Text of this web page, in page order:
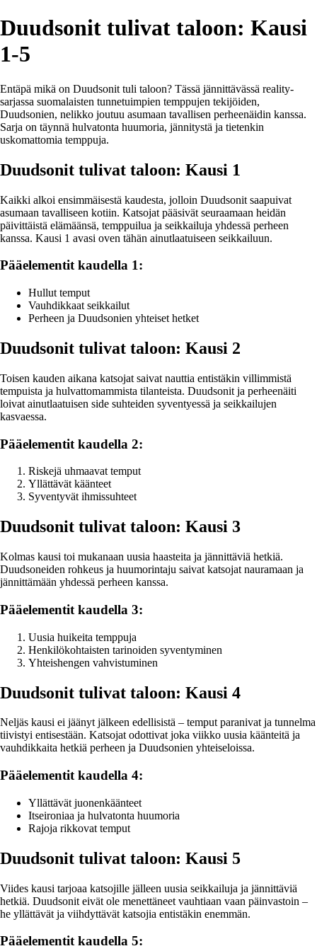
Duudsonit tulivat taloon: Kausi
1-5
Entäpä mikä on Duudsonit tuli taloon? Tässä jännittävässä reality-
sarjassa suomalaisten tunnetuimpien temppujen tekijöiden,
Duudsonien, nelikko joutuu asumaan tavallisen perheenäidin kanssa.
Sarja on täynnä hulvatonta huumoria, jännitystä ja tietenkin
uskomattomia temppuja.
Duudsonit tulivat taloon: Kausi 1
Kaikki alkoi ensimmäisestä kaudesta, jolloin Duudsonit saapuivat
asumaan tavalliseen kotiin. Katsojat pääsivät seuraamaan heidän
päivittäistä elämäänsä, temppuilua ja seikkailuja yhdessä perheen
kanssa. Kausi 1 avasi oven tähän ainutlaatuiseen seikkailuun.
Pääelementit kaudella 1:
Hullut temput
Vauhdikkaat seikkailut
Perheen ja Duudsonien yhteiset hetket
Duudsonit tulivat taloon: Kausi 2
Toisen kauden aikana katsojat saivat nauttia entistäkin villimmistä
tempuista ja hulvattomammista tilanteista. Duudsonit ja perheenäiti
loivat ainutlaatuisen side suhteiden syventyessä ja seikkailujen
kasvaessa.
Pääelementit kaudella 2:
Riskejä uhmaavat temput
Yllättävät käänteet
Syventyvät ihmissuhteet
Duudsonit tulivat taloon: Kausi 3
Kolmas kausi toi mukanaan uusia haasteita ja jännittäviä hetkiä.
Duudsoneiden rohkeus ja huumorintaju saivat katsojat nauramaan ja
jännittämään yhdessä perheen kanssa.
Pääelementit kaudella 3:
Uusia huikeita temppuja
Henkilökohtaisten tarinoiden syventyminen
Yhteishengen vahvistuminen
Duudsonit tulivat taloon: Kausi 4
Neljäs kausi ei jäänyt jälkeen edellisistä – temput paranivat ja tunnelma
tiivistyi entisestään. Katsojat odottivat joka viikko uusia käänteitä ja
vauhdikkaita hetkiä perheen ja Duudsonien yhteiseloissa.
Pääelementit kaudella 4:
Yllättävät juonenkäänteet
Itseironiaa ja hulvatonta huumoria
Rajoja rikkovat temput
Duudsonit tulivat taloon: Kausi 5
Viides kausi tarjoaa katsojille jälleen uusia seikkailuja ja jännittäviä
hetkiä. Duudsonit eivät ole menettäneet vauhtiaan vaan päinvastoin –
he yllättävät ja viihdyttävät katsojia entistäkin enemmän.
Pääelementit kaudella 5: